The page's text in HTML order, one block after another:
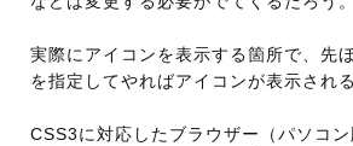
実際にアイコンを表示する箇所で、先
を指定してやればアイコンが表示される
CSS3に対応したブラウザー（パソコ